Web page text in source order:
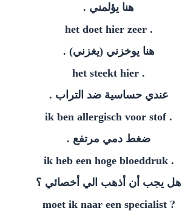
هنا يؤلمني .
. het doet hier zeer
هنا يوخزني (يغزني) .
. het steekt hier
عندي حساسية ضد التراب .
. ik ben allergisch voor stof
ضغط دمي مرتفع .
. ik heb een hoge bloeddruk
هل يجب أن أذهب الي أخصائي ؟
? moet ik naar een specialist